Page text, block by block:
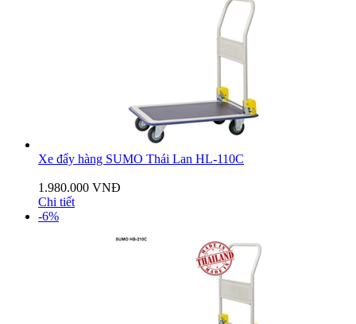
Xe đẩy hàng SUMO Thái Lan HL-110C
1.980.000 VNĐ
Chi tiết
-6%